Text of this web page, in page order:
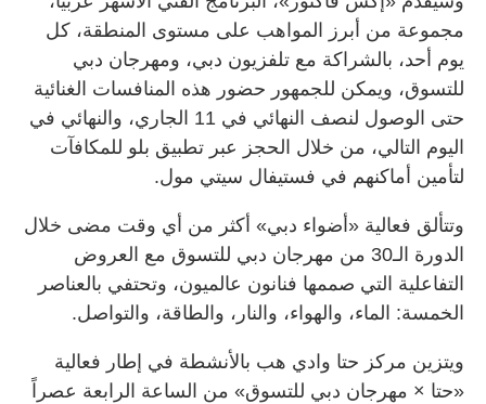
مجموعة من أبرز المواهب على مستوى المنطقة، كل
يوم أحد، بالشراكة مع تلفزيون دبي، ومهرجان دبي
للتسوق، ويمكن للجمهور حضور هذه المنافسات الغنائية
حتى الوصول لنصف النهائي في 11 الجاري، والنهائي في
اليوم التالي، من خلال الحجز عبر تطبيق بلو للمكافآت
لتأمين أماكنهم في فستيفال سيتي مول.
وتتألق فعالية «أضواء دبي» أكثر من أي وقت مضى خلال
الدورة الـ30 من مهرجان دبي للتسوق مع العروض
التفاعلية التي صممها فنانون عالميون، وتحتفي بالعناصر
الخمسة: الماء، والهواء، والنار، والطاقة، والتواصل.
ويتزين مركز حتا وادي هب بالأنشطة في إطار فعالية
«حتا × مهرجان دبي للتسوق» من الساعة الرابعة عصراً